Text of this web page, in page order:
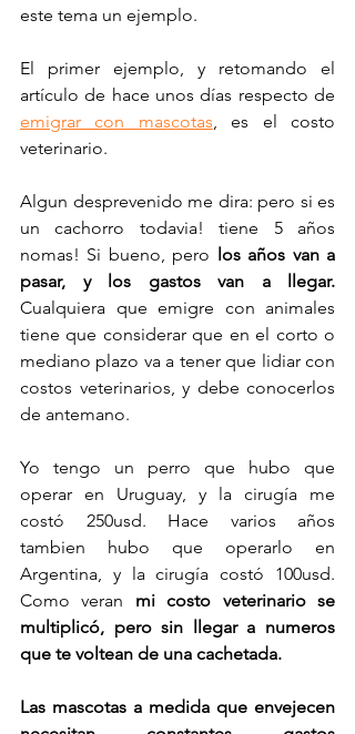
este tema un ejemplo.
El primer ejemplo, y retomando el
emigrar con mascotas , es el costo
veterinario.
Algun desprevenido me dira: pero si es
un cachorro todavia! tiene 5 años
nomas! Si bueno, pero los años van a
pasar, y los gastos van a llegar.
Cualquiera que emigre con animales
tiene que considerar que en el corto o
mediano plazo va a tener que lidiar con
costos veterinarios, y debe conocerlos
de antemano.
Yo tengo un perro que hubo que
operar en Uruguay, y la cirugía me
costó 250usd. Hace varios años
tambien hubo que operarlo en
Argentina, y la cirugía costó 100usd.
Como veran mi costo veterinario se
multiplicó, pero sin llegar a numeros
que te voltean de una cachetada.
Las mascotas a medida que envejecen